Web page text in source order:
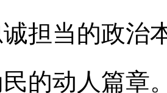
诚担当的政治
的动人篇章